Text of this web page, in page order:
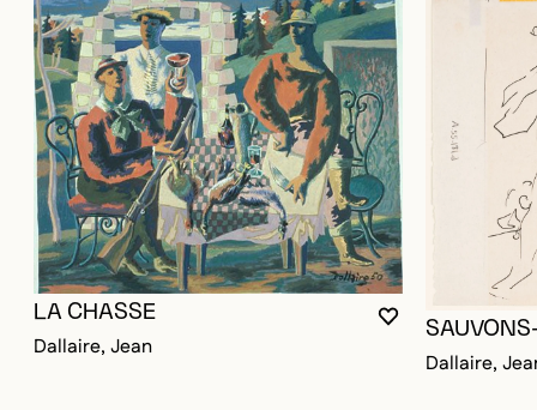
VOUS DEVEZ
FERMER LA
OUVRIR LA
LA CHASSE
Dallaire, Jean
Dallaire,